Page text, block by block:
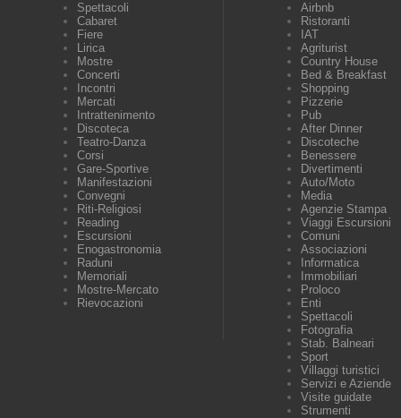
Spettacoli
Cabaret
Fiere
Lirica
Mostre
Concerti
Incontri
Mercati
Intrattenimento
Discoteca
Teatro-Danza
Corsi
Gare-Sportive
Manifestazioni
Convegni
Riti-Religiosi
Reading
Escursioni
Enogastronomia
Raduni
Memoriali
Mostre-Mercato
Rievocazioni
Airbnb
Ristoranti
IAT
Agriturist
Country House
Bed & Breakfast
Shopping
Pizzerie
Pub
After Dinner
Discoteche
Benessere
Divertimenti
Auto/Moto
Media
Agenzie Stampa
Viaggi Escursioni
Comuni
Associazioni
Informatica
Immobiliari
Proloco
Enti
Spettacoli
Fotografia
Stab. Balneari
Sport
Villaggi turistici
Servizi e Aziende
Visite guidate
Strumenti